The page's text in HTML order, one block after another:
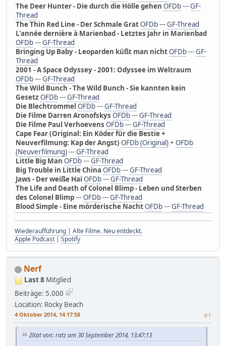
The Deer Hunter - Die durch die Hölle gehen OFDb---GF-
Thread
The Thin Red Line - Der Schmale GratOFDb---GF-Thread
L'année dernière à Marienbad - Letztes Jahr in Marienbad
OFDb---GF-Thread
Bringing Up Baby - Leoparden küßt man nichtOFDb---GF-
Thread
2001 - A Space Odyssey - 2001: Odyssee im Weltraum
OFDb---GF-Thread
The Wild Bunch - The Wild Bunch - Sie kannten kein
Gesetz OFDb---GF-Thread
Die Blechtrommel OFDb---GF-Thread
Die Filme Darren Aronofskys OFDb---GF-Thread
Die Filme Paul Verhoevens OFDb---GF-Thread
Cape Fear (Original: Ein Köder für die Bestie +
Neuverfilmung: Kap der Angst) OFDb (Original)+ OFDb
(Neuverfilmung)---GF-Thread
Little Big Man OFDb---GF-Thread
Big Trouble in Little China OFDb---GF-Thread
Jaws - Der weiße Hai OFDb---GF-Thread
The Life and Death of Colonel Blimp - Leben und Sterben
des Colonel Blimp---OFDb---GF-Thread
Blood Simple - Eine mörderische NachtOFDb---GF-Thread
Wiederaufführung | Alte Filme. Neu entdeckt.
Apple Podcast | Spotify
Nerf
Last 8 Mitglied
Beiträge: 5.000
Location: Rocky Beach
4 Oktober 2014, 14:17:58 #1
Zitat von: ratz am 30 September 2014, 13:47:13